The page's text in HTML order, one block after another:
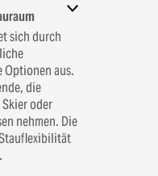
sich durch
Optionen aus.
die
oder
nehmen. Die